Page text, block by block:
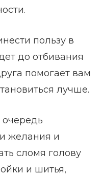
пользу в
до отбивания
помогает вам
лучше.
желания и
сломя голову
и шитья,